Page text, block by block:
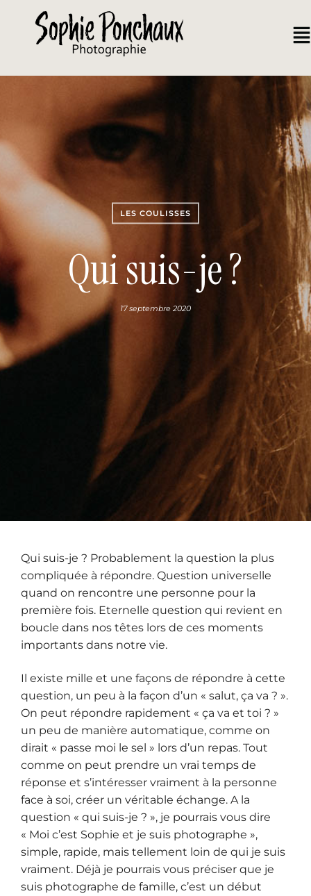
LES COULISSES
Qui suis-je ?
17 septembre 2020
Qui suis-je ? Probablement la question la plus
compliquée à répondre. Question universelle
quand on rencontre une personne pour la
première fois. Eternelle question qui revient en
boucle dans nos têtes lors de ces moments
importants dans notre vie.
Il existe mille et une façons de répondre à cette
question, un peu à la façon d’un « salut, ça va ? ».
On peut répondre rapidement « ça va et toi ? »
un peu de manière automatique, comme on
dirait « passe moi le sel » lors d’un repas. Tout
comme on peut prendre un vrai temps de
réponse et s’intéresser vraiment à la personne
face à soi, créer un véritable échange. A la
question « qui suis-je ? », je pourrais vous dire
« Moi c’est Sophie et je suis photographe »,
simple, rapide, mais tellement loin de qui je suis
vraiment. Déjà je pourrais vous préciser que je
suis photographe de famille, c’est un début